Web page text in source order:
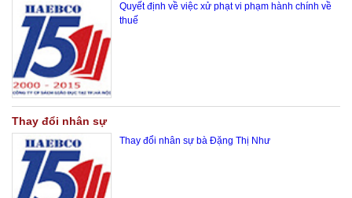
Quyết định về việc xử phạt vi phạm hành chính về
thuế
Thay đổi nhân sự
Thay đổi nhân sự bà Đặng Thị Như